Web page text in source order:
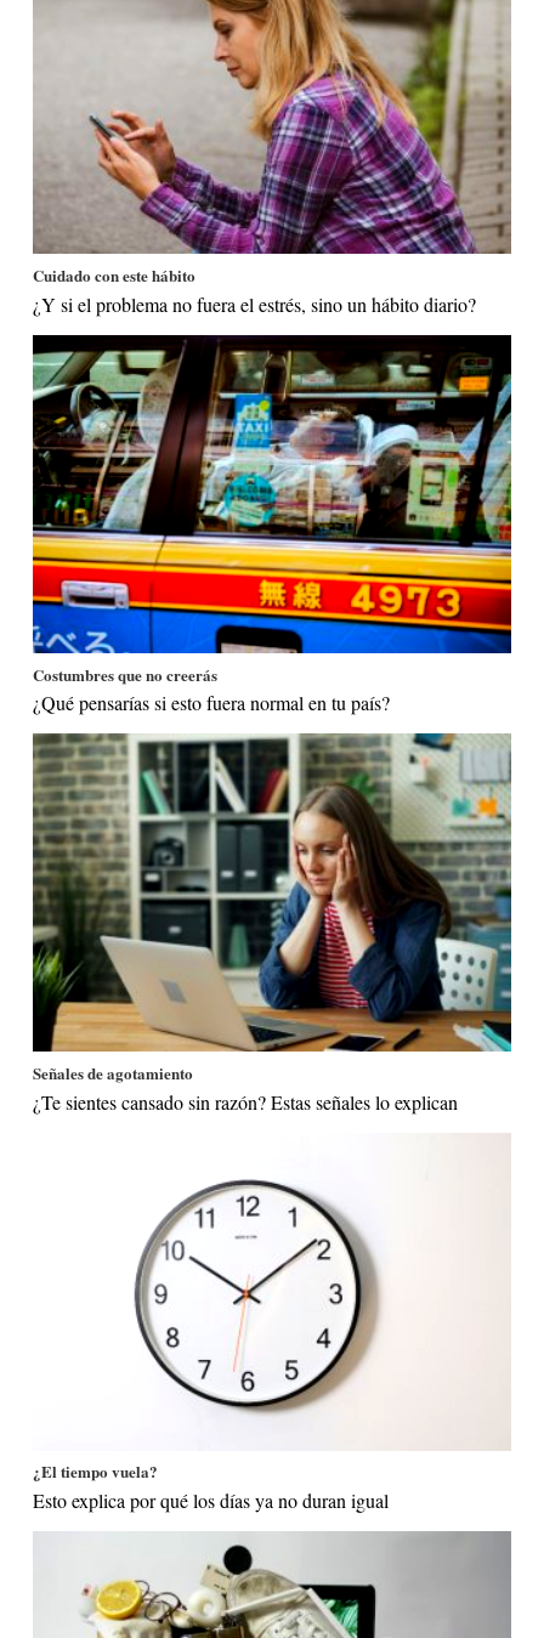
Cuidado con este hábito
¿Y si el problema no fuera el estrés, sino un hábito diario?
Costumbres que no creerás
¿Qué pensarías si esto fuera normal en tu país?
Señales de agotamiento
¿Te sientes cansado sin razón? Estas señales lo explican
¿El tiempo vuela?
Esto explica por qué los días ya no duran igual